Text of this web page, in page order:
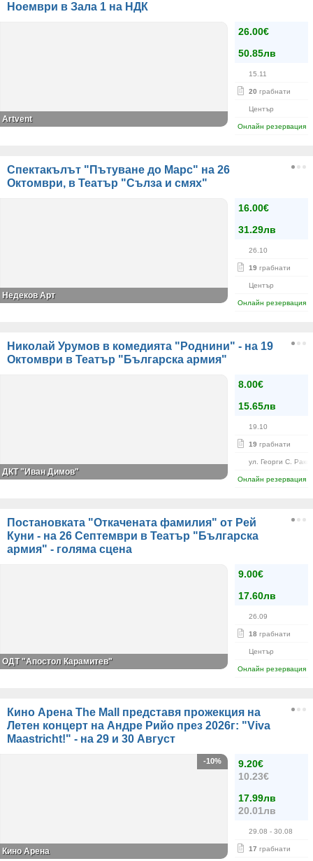
Ноември в Зала 1 на НДК
26.00€
50.85лв
15.11
20 грабнати
Център
Онлайн резервация
Artvent
Спектакълът "Пътуване до Марс" на 26
Октомври, в Театър "Сълза и смях"
16.00€
31.29лв
26.10
19 грабнати
Център
Онлайн резервация
Недеков Арт
Николай Урумов в комедията "Роднини" - на 19
Октомври в Театър "Българска армия"
8.00€
15.65лв
19.10
19 грабнати
ул. Георги С.
Онлайн резервация
ДКТ "Иван Димов"
Постановката "Откачената фамилия" от Рей
Куни - на 26 Септември в Театър "Българска
армия" - голяма сцена
9.00€
17.60лв
26.09
18 грабнати
Център
Онлайн резервация
ОДТ "Апостол Карамитев"
Кино Арена The Mall представя прожекция на
Летен концерт на Андре Рийо през 2026г: "Viva
Maastricht!" - на 29 и 30 Август
9.20€
10.23€
17.99лв
20.01лв
29.08 - 30.08
17 грабнати
-10%
Кино Арена